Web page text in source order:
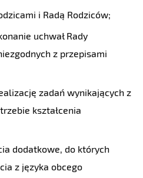
i Radą Rodziców;
uchwał Rady
z przepisami
zadań wynikających z
kształcenia
dodatkowe, do których
z języka obcego